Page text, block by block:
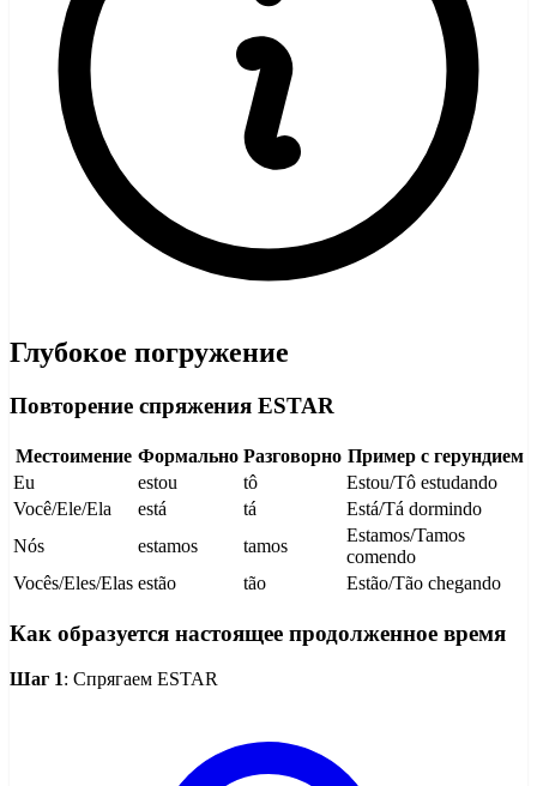
Глубокое погружение
Повторение спряжения ESTAR
Местоимение Формально Разговорно Пример с герундием
Eu
estou tô
Estou/Tô estudando
Você/Ele/Ela
está tá
Está/Tá dormindo
Nós
estamos tamos
Estamos/Tamos
comendo
Vocês/Eles/Elas estão tão Estão/Tão chegando
Как образуется настоящее продолженное время
Шаг 1: Спрягаем ESTAR